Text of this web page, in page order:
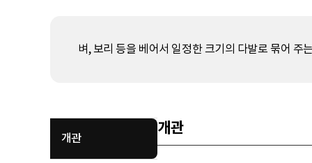
벼, 보리 등을 베어서 일정한 크기의 다발로 묶어 주
개관
개관